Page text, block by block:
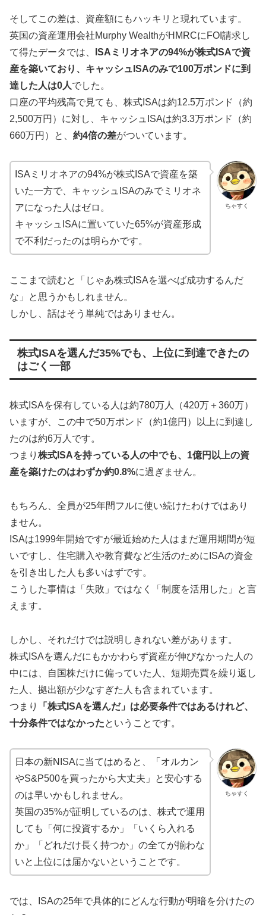
そしてこの差は、資産額にもハッキリと現れています。
英国の資産運用会社Murphy WealthがHMRCにFOI請求し
て得たデータでは、
ISAミリオネアの94%が株式ISAで資
産を築いており、キャッシュISAのみで100万ポンドに到
達した人は0人でした。
口座の平均残高で見ても、株式ISAは約12.5万ポンド（約
2,500万円）に対し、キャッシュISAは約3.3万ポンド（約
660万円）と、 約4倍の差がついています。
ちゃすく
ISAミリオネアの94%が株式ISAで資産を築
いた一方で、キャッシュISAのみでミリオネ
アになった人はゼロ。
キャッシュISAに置いていた65%が資産形成
で不利だったのは明らかです。
ここまで読むと「じゃあ株式ISAを選べば成功するんだ
な」と思うかもしれません。
しかし、話はそう単純ではありません。
株式ISAを選んだ35%でも、上位に到達できたの
はごく一部
株式ISAを保有している人は約780万人（420万＋360万）
いますが、この中で50万ポンド（約1億円）以上に到達し
たのは約6万人です。
つまり 株式ISAを持っている人の中でも、1億円以上の資
産を築けたのはわずか約0.8%に過ぎません。
もちろん、全員が25年間フルに使い続けたわけではあり
ません。
ISAは1999年開始ですが最近始めた人はまだ運用期間が短
いですし、住宅購入や教育費など生活のためにISAの資金
を引き出した人も多いはずです。
こうした事情は「失敗」ではなく「制度を活用した」と言
えます。
しかし、それだけでは説明しきれない差があります。
株式ISAを選んだにもかかわらず資産が伸びなかった人の
中には、自国株だけに偏っていた人、短期売買を繰り返し
た人、拠出額が少なすぎた人も含まれています。
つまり
「株式ISAを選んだ」は必要条件ではあるけれど、
十分条件ではなかったということです。
ちゃすく
日本の新NISAに当てはめると、「オルカン
やS&P500を買ったから大丈夫」と安心する
のは早いかもしれません。
英国の35%が証明しているのは、株式で運用
しても「何に投資するか」「いくら入れる
か」「どれだけ長く持つか」の全てが揃わな
いと上位には届かないということです。
では、ISAの25年で具体的にどんな行動が明暗を分けたの